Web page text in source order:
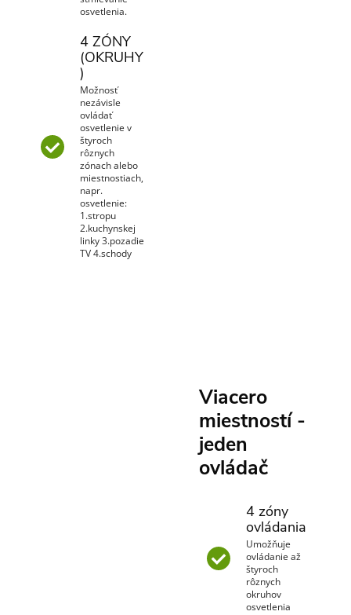
osvetlenia.
4 ZÓNY
(OKRUHY
)
Možnosť
nezávisle
ovládať
osvetlenie v
štyroch
rôznych
zónach alebo
miestnostiach,
napr.
osvetlenie:
1.stropu
2.kuchynskej
linky 3.pozadie
TV 4.schody
Viacero
miestností -
jeden
ovládač
4 zóny
ovládania
Umožňuje
ovládanie až
štyroch
rôznych
okruhov
osvetlenia